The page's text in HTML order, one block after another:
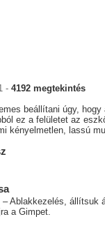
- 4192 megtekintés
beállítani úgy,
ez a felületet az
kényelmetlen, lassú
Ablakkezelés, állítsuk
a Gimpet.